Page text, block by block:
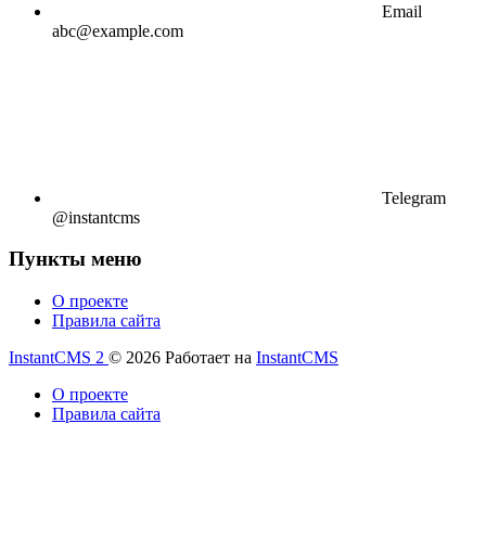
Email
abc@example.com
Telegram
@instantcms
Пункты меню
О проекте
Правила сайта
InstantCMS 2 © 2026 Работает на InstantCMS
О проекте
Правила сайта